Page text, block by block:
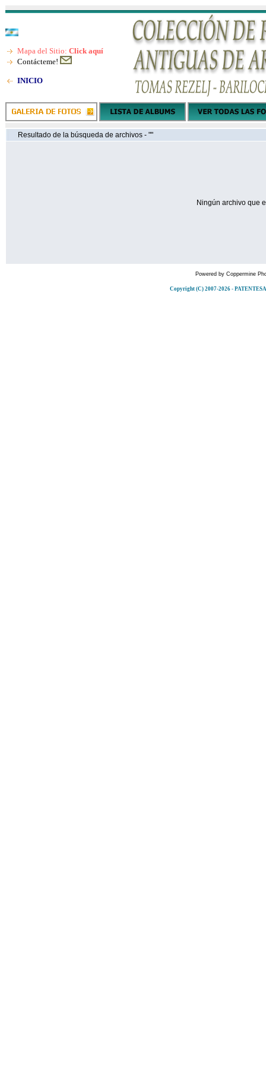
Mapa del Sitio: Click aquí
Contácteme!
INICIO
Resultado de la búsqueda de archivos - ""
Ningún archivo que
Powered by Coppermine
Copyright (C) 2007-2026 -